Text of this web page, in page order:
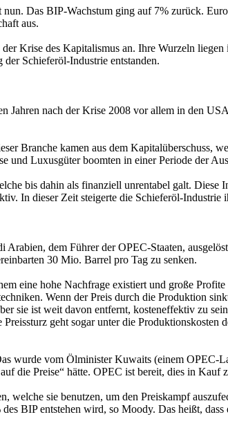
Das BIP-Wachstum ging auf 7% zurück.
aus.
Krise des Kapitalismus an. Ihre Wurzeln
Schieferöl-Industrie entstanden.
Jahren nach der Krise 2008 vor allem in den
Branche kamen aus dem Kapitalüberschuss,
und Luxusgüter boomten in einer Periode der
bis dahin als finanziell unrentabel galt.
In dieser Zeit steigerte die Schieferöl-
dem Führer der OPEC-Staaten,
30 Mio. Barrel pro Tag zu senken.
eine hohe Nachfrage existiert und große
Wenn der Preis durch die Produktion
sie ist weit davon entfernt, kosteneffektiv zu
geht sogar unter die
wurde vom Ölminister Kuwaits (einem
die Preise“ hätte. OPEC ist bereit, dies in Kauf
welche sie benutzen, um den Preiskampf
BIP entstehen wird, so Moody. Das heißt,